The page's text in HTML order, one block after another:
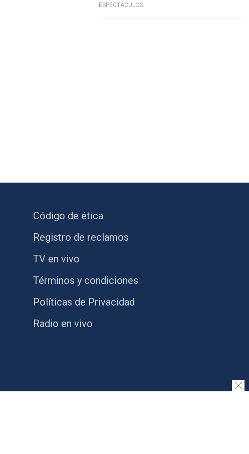
ESPECTÁCULOS
Código de ética
Registro de reclamos
TV en vivo
Términos y condiciones
Políticas de Privacidad
Radio en vivo